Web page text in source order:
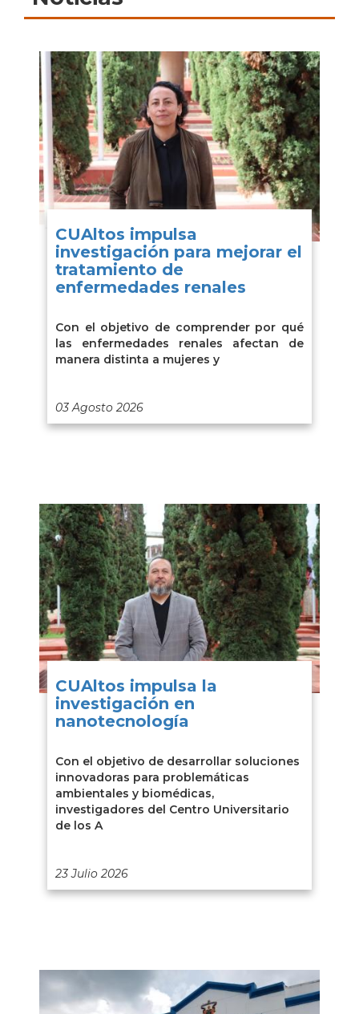
CUAltos impulsa
investigación para mejorar el
tratamiento de
enfermedades renales
Con el objetivo de comprender por qué
las enfermedades renales afectan de
manera distinta a mujeres y
03 Agosto 2026
CUAltos impulsa la
investigación en
nanotecnología
Con el objetivo de desarrollar soluciones
innovadoras para problemáticas
ambientales y biomédicas,
investigadores del Centro Universitario
de los A
23 Julio 2026